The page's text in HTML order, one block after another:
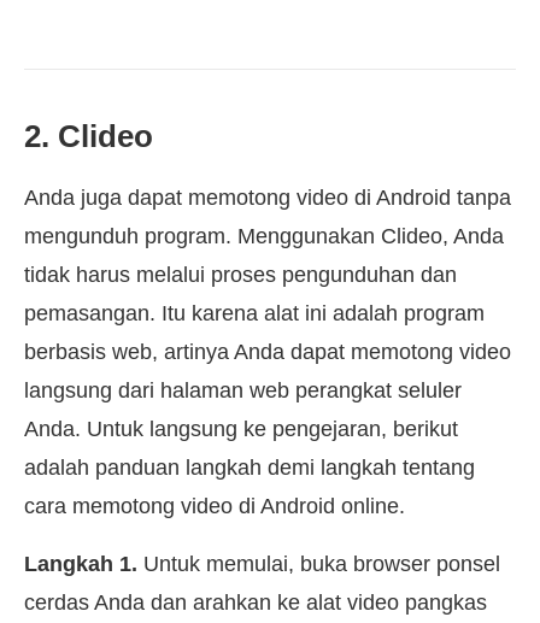
2. Clideo
Anda juga dapat memotong video di Android tanpa
mengunduh program. Menggunakan Clideo, Anda
tidak harus melalui proses pengunduhan dan
pemasangan. Itu karena alat ini adalah program
berbasis web, artinya Anda dapat memotong video
langsung dari halaman web perangkat seluler
Anda. Untuk langsung ke pengejaran, berikut
adalah panduan langkah demi langkah tentang
cara memotong video di Android online.
Langkah 1. Untuk memulai, buka browser ponsel
cerdas Anda dan arahkan ke alat video pangkas